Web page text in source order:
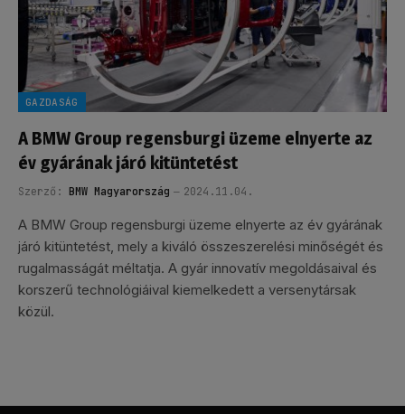
GAZDASÁG
A BMW Group regensburgi üzeme elnyerte az
év gyárának járó kitüntetést
Szerző: BMW Magyarország 2024.11.04.
A BMW Group regensburgi üzeme elnyerte az év gyárának
járó kitüntetést, mely a kiváló összeszerelési minőségét és
rugalmasságát méltatja. A gyár innovatív megoldásaival és
korszerű technológiáival kiemelkedett a versenytársak
közül.